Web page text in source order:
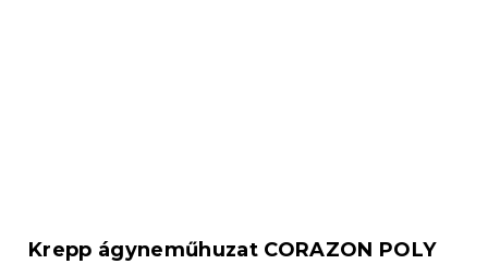
Krepp ágyneműhuzat CORAZON POLY